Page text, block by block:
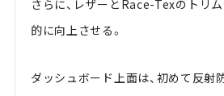
さらに、レザーとRace-Texのトリ
的に向上させる。
ダッシュボード上面は、初めて反